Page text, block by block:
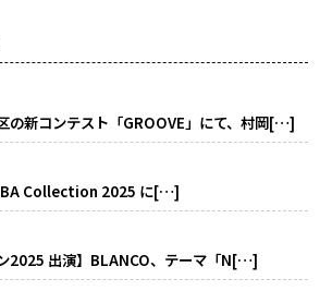
の新コンテスト「GROOVE」にて、村岡[…]
Collection 2025 に[…]
2025 出演】BLANCO、テーマ「N[…]